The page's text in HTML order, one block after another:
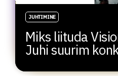
JUHTIMINE
Miks liituda
Juhi suurim